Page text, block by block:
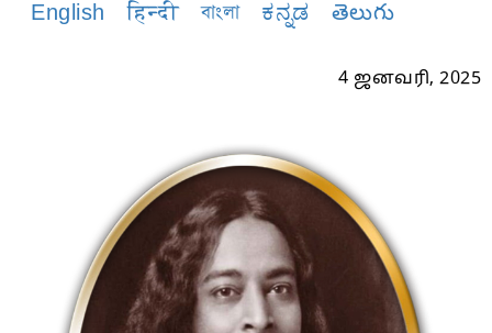
English हिन्दी বাংলা ಕನ್ನಡ తెలుగు
4 ஜனவரி, 2025